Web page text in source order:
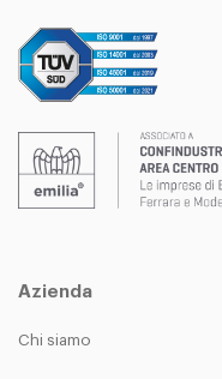
Azienda
Chi siamo